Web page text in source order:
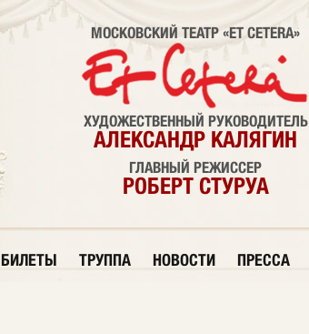
МОСКОВСКИЙ ТЕАТР «ET CETERA»
ХУДОЖЕСТВЕННЫЙ РУКОВОДИТЕЛЬ
АЛЕКСАНДР КАЛЯГИН
ГЛАВНЫЙ РЕЖИССЕР
РОБЕРТ СТУРУА
БИЛЕТЫ ТРУППА НОВОСТИ ПРЕССА